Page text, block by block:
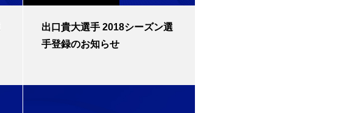
出口貴大選手 2018シーズン選
手登録のお知らせ